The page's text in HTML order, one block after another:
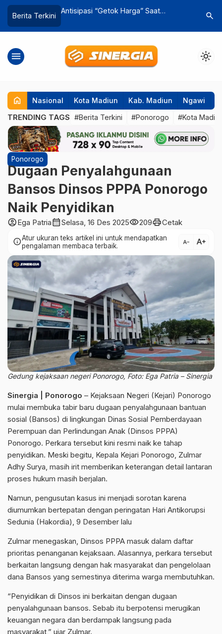
Berita Terkini
Pasang
Tiga Kepala OPD Alumni Jatinangor
Magetan
Berjalan
search
menu light_mode
home Nasional Kota Madiun Kab. Madiun Ngawi
TRENDING TAGS #Berita Terkini #Ponorogo #Kota
Ponorogo
Dugaan Penyalahgunaan
Bansos Dinsos PPPA Ponorogo
Naik Penyidikan
account_circleEga Patriacalendar_monthSelasa, 16 Des 2025visibility209printCetak
infoAtur ukuran teks artikel ini untuk mendapatkan
pengalaman membaca terbaik.
text_decrease text_increase
Gedung kejaksaan negeri Ponorogo, Foto: Ega Patria – Sinergia
Sinergia | Ponorogo – Kejaksaan Negeri (Kejari) Ponorogo
mulai membuka tabir baru dugaan penyalahgunaan bantuan
sosial (Bansos) di lingkungan Dinas Sosial Pemberdayaan
Perempuan dan Perlindungan Anak (Dinsos PPPA)
Ponorogo. Perkara tersebut kini resmi naik ke tahap
penyidikan. Meski begitu, Kepala Kejari Ponorogo, Zulmar
Adhy Surya, masih irit memberikan keterangan detail lantaran
proses hukum masih berjalan.
Namun, pengusutan kasus ini menjadi sorotan karena
diumumkan bertepatan dengan peringatan Hari Antikorupsi
Sedunia (Hakordia), 9 Desember lalu
Zulmar menegaskan, Dinsos PPPA masuk dalam daftar
prioritas penanganan kejaksaan. Alasannya, perkara tersebut
berkaitan langsung dengan hak masyarakat dan pengelolaan
dana Bansos yang semestinya diterima warga membutuhkan.
“Penyidikan di Dinsos ini berkaitan dengan dugaan
penyalahgunaan bansos. Sebab itu berpotensi merugikan
keuangan negara dan berdampak langsung pada
masyarakat,” ujar Zulmar.